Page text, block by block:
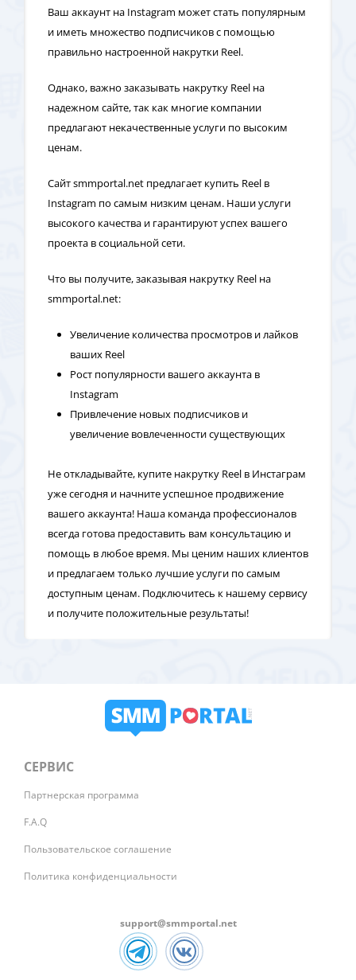
Ваш аккаунт на Instagram может стать популярным
и иметь множество подписчиков с помощью
правильно настроенной накрутки Reel.
Однако, важно заказывать накрутку Reel на
надежном сайте, так как многие компании
предлагают некачественные услуги по высоким
ценам.
Сайт smmportal.net предлагает купить Reel в
Instagram по самым низким ценам. Наши услуги
высокого качества и гарантируют успех вашего
проекта в социальной сети.
Что вы получите, заказывая накрутку Reel на
smmportal.net:
Увеличение количества просмотров и лайков
ваших Reel
Рост популярности вашего аккаунта в
Instagram
Привлечение новых подписчиков и
увеличение вовлеченности существующих
Не откладывайте, купите накрутку Reel в Инстаграм
уже сегодня и начните успешное продвижение
вашего аккаунта! Наша команда профессионалов
всегда готова предоставить вам консультацию и
помощь в любое время. Мы ценим наших клиентов
и предлагаем только лучшие услуги по самым
доступным ценам. Подключитесь к нашему сервису
и получите положительные результаты!
СЕРВИС
Партнерская программа
F.A.Q
Пользовательское соглашение
Политика конфиденциальности
support@smmportal.net